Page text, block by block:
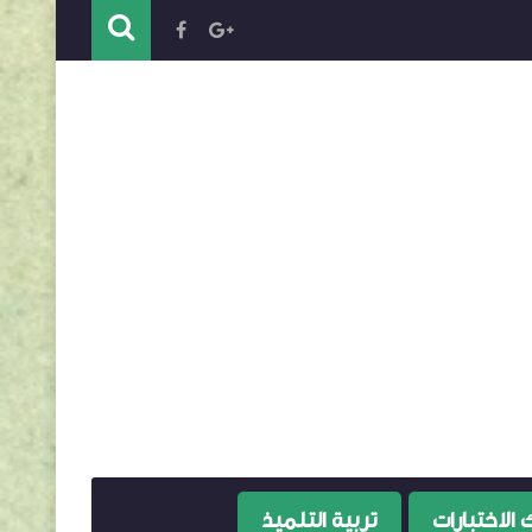
الاختبارات تربية التلميذ